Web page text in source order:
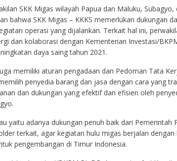
SKK Migas wilayah Papua dan Maluku,
bahwa SKK Migas – KKKS memerlukan dukungan
operasi yang dijalankan. Terkait hal ini,
dan kolaborasi dengan Kementerian Investasi/
daya saing tahun 2021.
memiliki aturan pengadaan dan Pedoman Tata
penyedia barang dan jasa dengan cara yang
dan dukungan yang efektif dan efisien oleh
yaitu adanya dukungan penuh baik dari
terkait, agar kegiatan hulu migas berjalan
pengembangan di Timur Indonesia.